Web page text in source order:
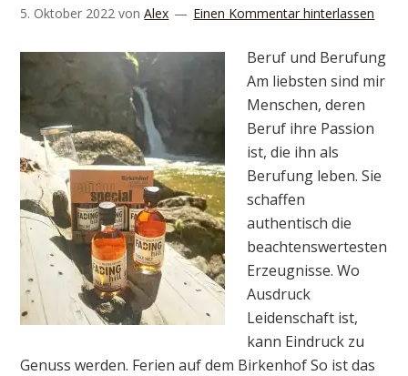
5. Oktober 2022 vonAlex Einen Kommentar hinterlassen
Beruf und Berufung
Am liebsten sind mir
Menschen, deren
Beruf ihre Passion
ist, die ihn als
Berufung leben. Sie
schaffen
authentisch die
beachtenswertesten
Erzeugnisse. Wo
Ausdruck
Leidenschaft ist,
kann Eindruck zu
Genuss werden. Ferien auf dem Birkenhof So ist das